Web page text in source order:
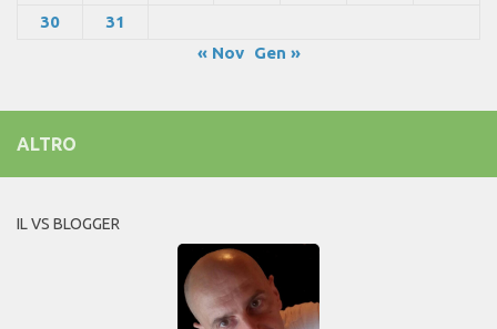
30
31
« Nov
Gen »
ALTRO
IL VS BLOGGER